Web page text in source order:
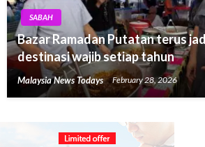
SABAH
Bazar Ramadan Putatan terus
destinasi wajib setiap tahun
Malaysia News Todays February 28, 2026